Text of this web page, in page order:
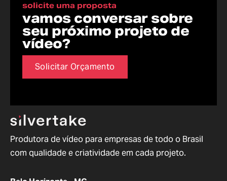
solicite uma proposta
vamos conversar sobre
seu próximo projeto de
vídeo?
Solicitar Orçamento
Produtora de vídeo para empresas de todo o Brasil
com qualidade e criatividade em cada projeto.